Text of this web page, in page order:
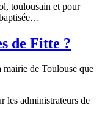
toulousain et pour
de Fitte ?
mairie de Toulouse que
les administrateurs de